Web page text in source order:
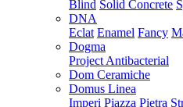
Blind Solid Concrete
DNA
Eclat Enamel Fancy
Dogma
Project Antibacterial
Dom Ceramiche
Domus Linea
Imperi Piazza Pietra